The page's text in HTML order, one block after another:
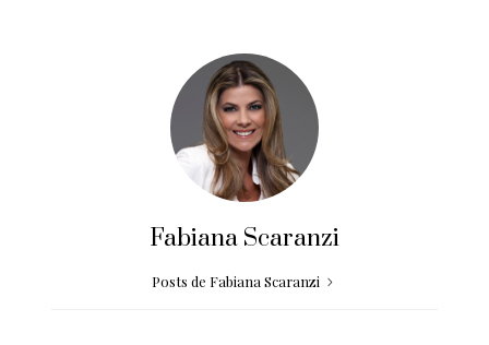
Fabiana Scaranzi
Posts de Fabiana Scaranzi